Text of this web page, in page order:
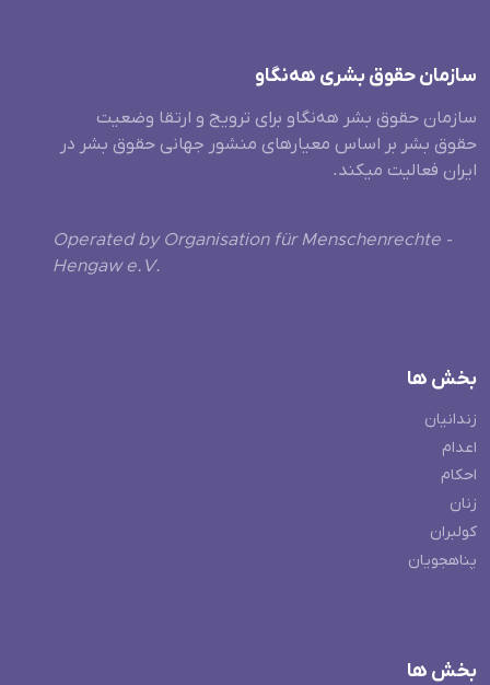
سازمان حقوق بشری هەنگاو
سازمان حقوق بشر هه‌نگاو برای ترویج و ارتقا وضعیت
حقوق بشر بر اساس معیارهای منشور جهانی حقوق بشر در
ایران فعالیت میکند.
Operated by Organisation für Menschenrechte -
Hengaw e.V.
بخش ها
زندانیان
اعدام
احکام
زنان
کولبران
پناهجویان
بخش ها